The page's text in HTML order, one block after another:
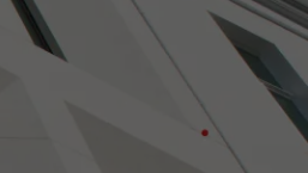
is dan ook duidelijk:
vanuit drie kernwaarden:
en kritische reflectie.